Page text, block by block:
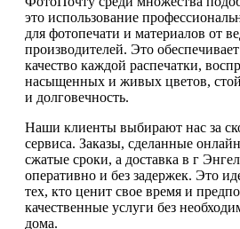
это использование
для фотопечати и материалов от
производителей. Это
качество каждой распечатки,
насыщенных и живых цветов,
и долговечность.
Наши клиенты выбирают нас за
сервиса. Заказы, сделанные
сжатые сроки, а доставка в г
оперативно и без задержек. Это
тех, кто ценит свое время и
качественные услуги без
дома.